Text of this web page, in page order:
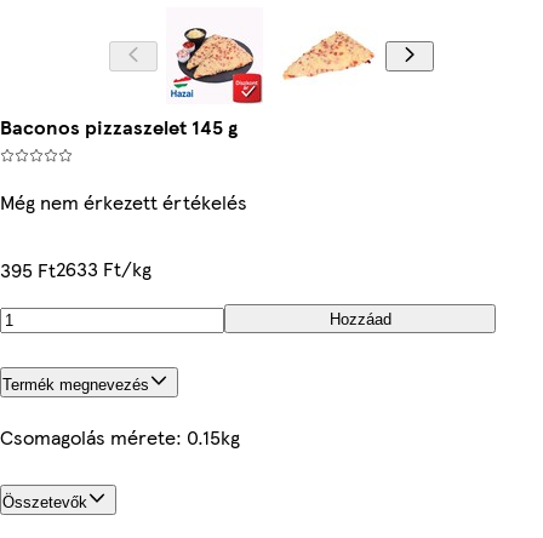
Baconos pizzaszelet 145 g
Még nem érkezett értékelés
395 Ft2633 Ft/kg
Hozzáad
Termék megnevezés
Csomagolás mérete: 0.15kg
Összetevők